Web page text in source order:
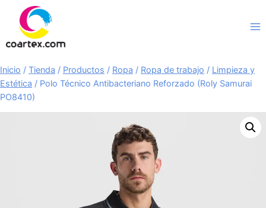
Saltar
contenido
Inicio / Tienda / Productos / Ropa / Ropa de trabajo / Limpieza y
Estética / Polo Técnico Antibacteriano Reforzado (Roly Samurai
PO8410)